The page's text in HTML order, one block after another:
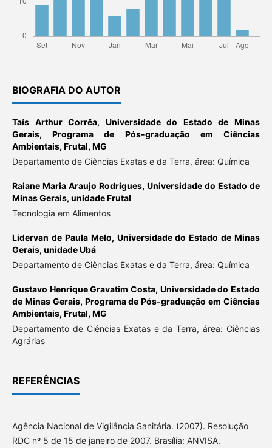
BIOGRAFIA DO AUTOR
Taís Arthur Corrêa, Universidade do Estado de Minas
Gerais, Programa de Pós-graduação em Ciências
Ambientais, Frutal, MG
Departamento de Ciências Exatas e da Terra, área: Química
Raiane Maria Araujo Rodrigues,Universidade do Estado de
Minas Gerais, unidade Frutal
Tecnologia em Alimentos
Lidervan de Paula Melo, Universidade do Estado de Minas
Gerais, unidade Ubá
Departamento de Ciências Exatas e da Terra, área: Química
Gustavo Henrique Gravatim Costa, Universidade do Estado
de Minas Gerais, Programa de Pós-graduação em Ciências
Ambientais, Frutal, MG
Departamento de Ciências Exatas e da Terra, área: Ciências
Agrárias
REFERÊNCIAS
Agência Nacional de Vigilância Sanitária. (2007). Resolução
RDC nº 5 de 15 de janeiro de 2007. Brasília: ANVISA.